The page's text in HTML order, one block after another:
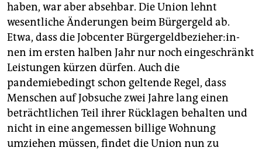
haben, war aber absehbar. Die Union lehnt
wesentliche Änderungen beim Bürgergeld ab.
Etwa, dass die Jobcenter Bür­ger­geld­be­zie­he­r:in­
nen im ersten halben Jahr nur noch eingeschränkt
Leistungen kürzen dürfen. Auch die
pandemiebedingt schon geltende Regel, dass
Menschen auf Jobsuche zwei Jahre lang einen
beträchtlichen Teil ihrer Rücklagen behalten und
nicht in eine angemessen billige Wohnung
umziehen müssen, findet die Union nun zu